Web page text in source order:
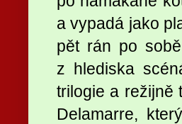
a vypadá jako
pět rán po
z hlediska
trilogie a režijně
Delamarre,